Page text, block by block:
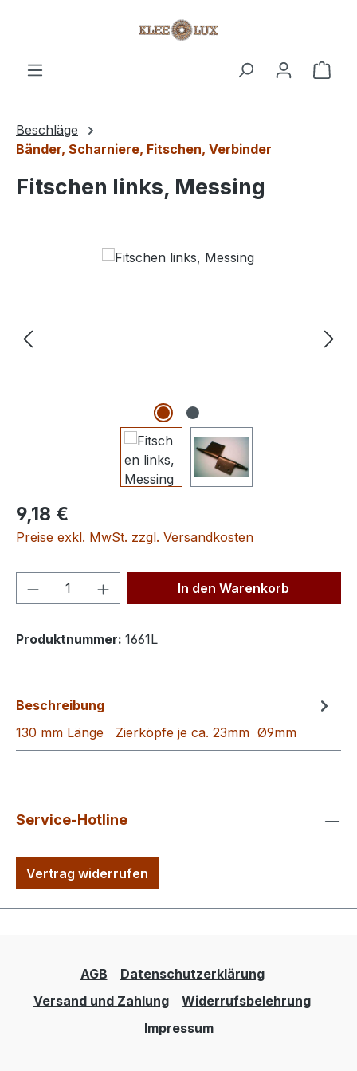
Beschläge
Bänder, Scharniere, Fitschen, Verbinder
Fitschen links, Messing
Regulärer Preis:
9,18 €
Preise exkl. MwSt. zzgl. Versandkosten
Produkt Anzahl: Gib denIn den Warenkorb
Produktnummer: 1661L
Beschreibung
130 mm Länge Zierköpfe je ca. 23mm Ø9mm
Service-Hotline
Vertrag widerrufen
AGB
Datenschutzerklärung
Versand und Zahlung
Widerrufsbelehrung
Impressum